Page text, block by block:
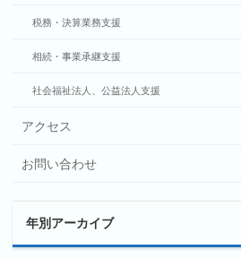
税務・決算業務支援
相続・事業承継支援
社会福祉法人、公益法人支援
アクセス
お問い合わせ
年別アーカイブ